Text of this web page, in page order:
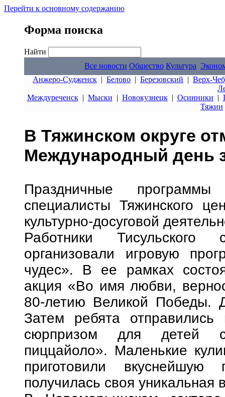
Перейти к основному содержанию
Форма поиска
Найти
Все новости Общество Культура
Анжеро-Судженск | Белово | Березовский | Верх-
Междуреченск| Мыски | Новокузнецк| Осинники |
Тяжин
В Тяжинском округе
Международный день
Праздничные
специалисты Тяжинского
культурно-досуговой
Работники Тисульского
организовали игровую
чудес». В ее рамках
акция «Во имя любви,
80-летию Великой Победы.
Затем ребята
сюрпризом для детей
пиццайоло». Маленькие
приготовили
получилась своя уникальная